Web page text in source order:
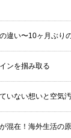
違い〜10ヶ月ぶり
ンを掴み取る
いない想いと空気
混在！海外生活の